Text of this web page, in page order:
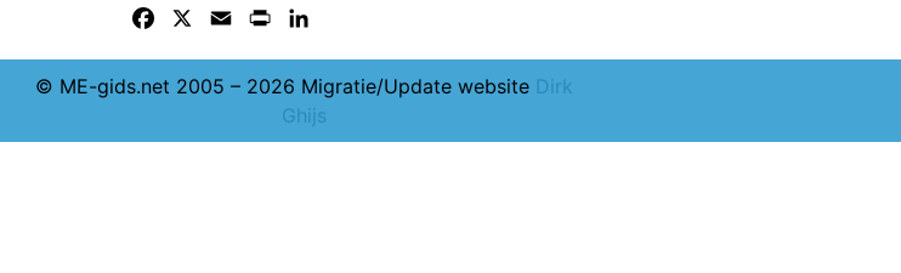
Facebook Email Print
© ME-gids.net 2005 – 2026 Migratie/Update website Dirk
Ghijs